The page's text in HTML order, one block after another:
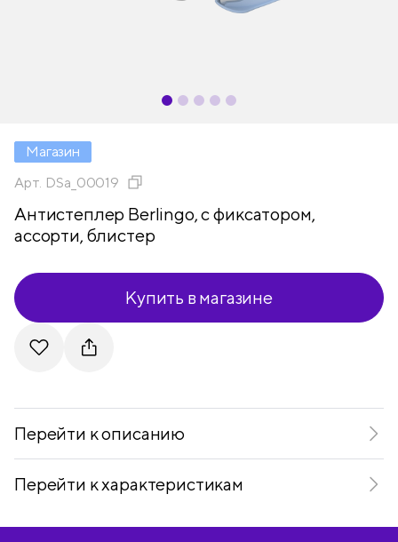
Магазин
Арт. DSa_00019
Антистеплер Berlingo, с фиксатором,
ассорти, блистер
Купить в магазине
Перейти к описанию
Перейти к характеристикам